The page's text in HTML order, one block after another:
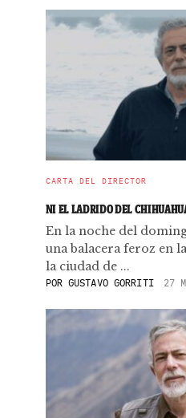
CARTA DEL DIRECTOR
NI EL LADRIDO DEL
En la noche del
una balacera feroz en
la ciudad de ...
POR GUSTAVO GORRITI 27